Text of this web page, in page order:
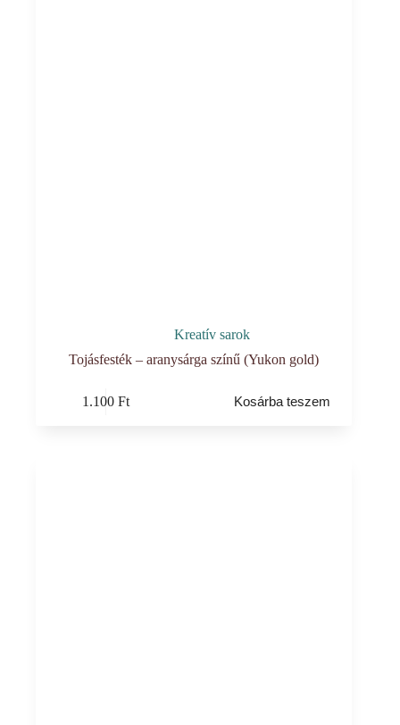
Kreatív sarok
Tojásfesték – aranysárga színű (Yukon gold)
1.100Ft Kosárba teszem